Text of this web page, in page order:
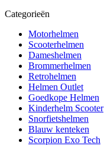
Categorieën
Motorhelmen
Scooterhelmen
Dameshelmen
Brommerhelmen
Retrohelmen
Helmen Outlet
Goedkope Helmen
Kinderhelm Scooter
Snorfietshelmen
Blauw kenteken
Scorpion Exo Tech